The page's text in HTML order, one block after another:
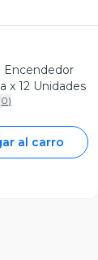
Encendedor
x 12 Unidades
0)
al carro